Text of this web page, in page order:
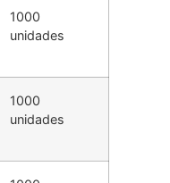
1000
unidades
1000
unidades